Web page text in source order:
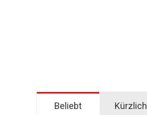
Beliebt Kürzlich